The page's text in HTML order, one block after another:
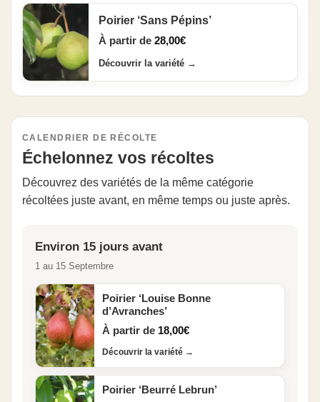
Poirier ‘Sans Pépins’
À partir de 28,00€
Découvrir la variété →
CALENDRIER DE RÉCOLTE
Échelonnez vos récoltes
Découvrez des variétés de la même catégorie
récoltées juste avant, en même temps ou juste après.
Environ 15 jours avant
1 au 15 Septembre
Poirier ‘Louise Bonne
d’Avranches’
À partir de 18,00€
Découvrir la variété →
Poirier ‘Beurré Lebrun’